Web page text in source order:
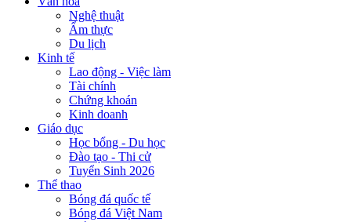
Nghệ thuật
Ẩm thực
Du lịch
Kinh tế
Lao động - Việc làm
Tài chính
Chứng khoán
Kinh doanh
Giáo dục
Học bổng - Du học
Đào tạo - Thi cử
Tuyển Sinh 2026
Thể thao
Bóng đá quốc tế
Bóng đá Việt Nam